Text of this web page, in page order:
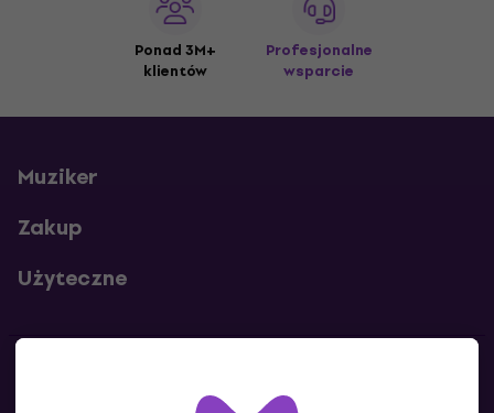
Ponad 3M+
klientów
Profesjonalne
wsparcie
Muziker
Zakup
Użyteczne